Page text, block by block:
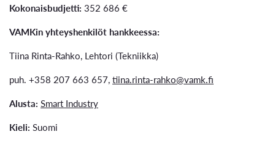
Kokonaisbudjetti: 352 686 €
VAMKin yhteyshenkilöt hankkeessa:
Tiina Rinta-Rahko, Lehtori (Tekniikka)
puh. +358 207 663 657,tiina.rinta-rahko@vamk.fi
Alusta: Smart Industry
Kieli: Suomi